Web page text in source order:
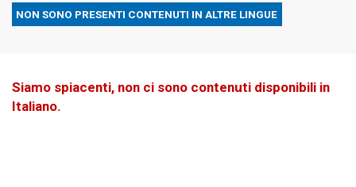
NON SONO PRESENTI CONTENUTI IN ALTRE LINGUE
Siamo spiacenti, non ci sono contenuti disponibili in
Italiano.